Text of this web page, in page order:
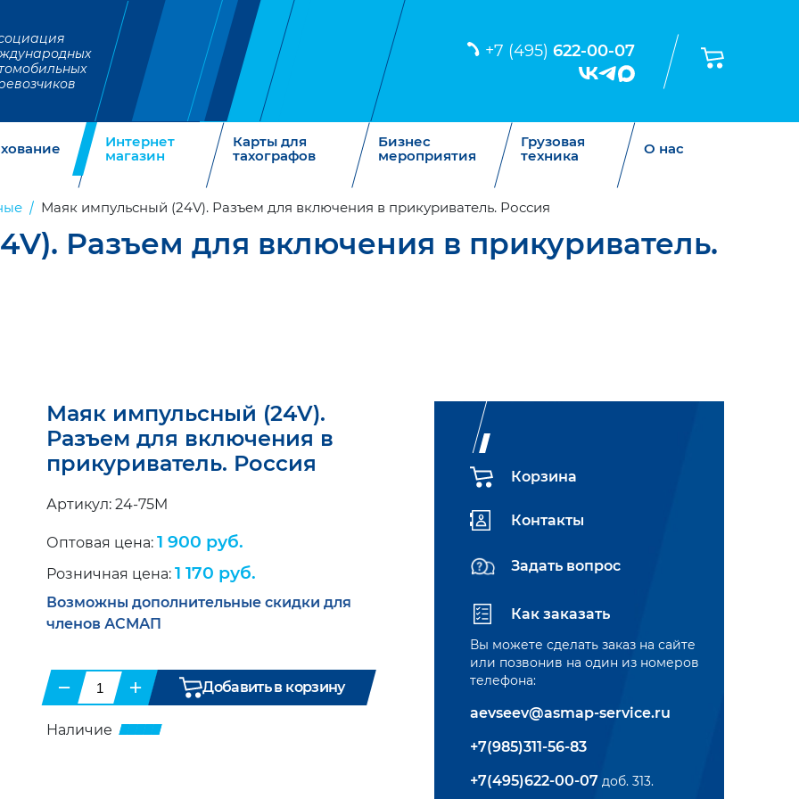
+7 (495) 622-00-07
Интернет
магазин
Карты для
тахографов
Бизнес
мероприятия
Грузовая
техника
О нас
Маяк импульсный (24V). Разъем для включения в прикуриватель. Россия
Разъем для включения в прикуриватель.
Маяк импульсный (24V).
Разъем для включения в
прикуриватель. Россия
Артикул: 24-75М
Оптовая цена: 1 900 руб.
Розничная цена: 1 170 руб.
Возможны дополнительные скидки для
членов АСМАП
− + Добавить в корзину
Наличие
Корзина
Контакты
Задать вопрос
Как заказать
Вы можете сделать заказ на сайте
или позвонив на один из номеров
телефона:
aevseev@asmap-service.ru
+7(985)311-56-83
+7(495)622-00-07 доб. 313.